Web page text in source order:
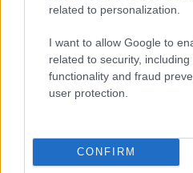
related to personalization.
I want to allow Google to
related to security,
functionality and fraud
user protection.
CONFIRM
Cristian Castiglioni · 7 Ago 2026